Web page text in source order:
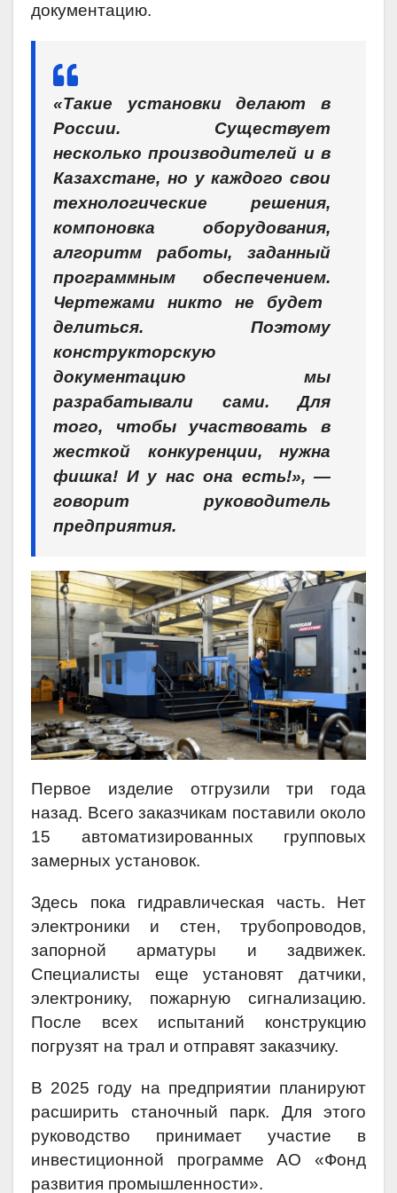
документацию.
«Такие установки делают в
России. Существует
несколько производителей и в
Казахстане, но у каждого свои
технологические решения,
компоновка оборудования,
алгоритм работы, заданный
программным обеспечением.
Чертежами никто не будет
делиться. Поэтому
конструкторскую
документацию мы
разрабатывали сами. Для
того, чтобы участвовать в
жесткой конкуренции, нужна
фишка! И у нас она есть!», —
говорит руководитель
предприятия.
Первое изделие отгрузили три года
назад. Всего заказчикам поставили около
15 автоматизированных групповых
замерных установок.
Здесь пока гидравлическая часть. Нет
электроники и стен, трубопроводов,
запорной арматуры и задвижек.
Специалисты еще установят датчики,
электронику, пожарную сигнализацию.
После всех испытаний конструкцию
погрузят на трал и отправят заказчику.
В 2025 году на предприятии планируют
расширить станочный парк. Для этого
руководство принимает участие в
инвестиционной программе АО «Фонд
развития промышленности».